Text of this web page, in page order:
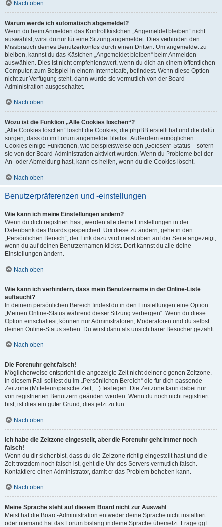
Nach oben
Warum werde ich automatisch abgemeldet?
Wenn du beim Anmelden das Kontrollkästchen „Angemeldet bleiben“ nicht
auswählst, wirst du nur für eine Sitzung angemeldet. Dies verhindert den
Missbrauch deines Benutzerkontos durch einen Dritten. Um angemeldet zu
bleiben, kannst du das Kästchen „Angemeldet bleiben“ beim Anmelden
auswählen. Dies ist nicht empfehlenswert, wenn du dich an einem öffentlichen
Computer, zum Beispiel in einem Internetcafé, befindest. Wenn diese Option
nicht zur Verfügung steht, dann wurde sie vermutlich von der Board-
Administration ausgeschaltet.
Nach oben
Wozu ist die Funktion „Alle Cookies löschen“?
„Alle Cookies löschen“ löscht die Cookies, die phpBB erstellt hat und die dafür
sorgen, dass du im Forum angemeldet bleibst. Außerdem ermöglichen
Cookies einige Funktionen, wie beispielsweise den „Gelesen“-Status – sofern
sie von der Board-Administration aktiviert wurden. Wenn du Probleme bei der
An- oder Abmeldung hast, kann es helfen, wenn du die Cookies löscht.
Nach oben
Benutzerpräferenzen und -einstellungen
Wie kann ich meine Einstellungen ändern?
Wenn du dich registriert hast, werden alle deine Einstellungen in der
Datenbank des Boards gespeichert. Um diese zu ändern, gehe in den
„Persönlichen Bereich“; der Link dazu wird meist oben auf der Seite angezeigt,
wenn du auf deinen Benutzernamen klickst. Dort kannst du alle deine
Einstellungen ändern.
Nach oben
Wie kann ich verhindern, dass mein Benutzername in der Online-Liste
auftaucht?
In deinem persönlichen Bereich findest du in den Einstellungen eine Option
„Meinen Online-Status während dieser Sitzung verbergen“. Wenn du diese
Option einschaltest, können nur Administratoren, Moderatoren und du selbst
deinen Online-Status sehen. Du wirst dann als unsichtbarer Besucher gezählt.
Nach oben
Die Forenuhr geht falsch!
Möglicherweise entspricht die angezeigte Zeit nicht deiner eigenen Zeitzone.
In diesem Fall solltest du im „Persönlichen Bereich“ die für dich passende
Zeitzone (Mitteleuropäische Zeit, ...) festlegen. Die Zeitzone kann dabei nur
von registrierten Benutzern geändert werden. Wenn du noch nicht registriert
bist, ist dies ein guter Grund, dies jetzt zu tun.
Nach oben
Ich habe die Zeitzone eingestellt, aber die Forenuhr geht immer noch
falsch!
Wenn du dir sicher bist, dass du die Zeitzone richtig eingestellt hast und die
Zeit trotzdem noch falsch ist, geht die Uhr des Servers vermutlich falsch.
Kontaktiere einen Administrator, damit er das Problem beheben kann.
Nach oben
Meine Sprache steht auf diesem Board nicht zur Auswahl!
Meist hat die Board-Administration entweder deine Sprache nicht installiert
oder niemand hat das Forum bislang in deine Sprache übersetzt. Frage ggf.